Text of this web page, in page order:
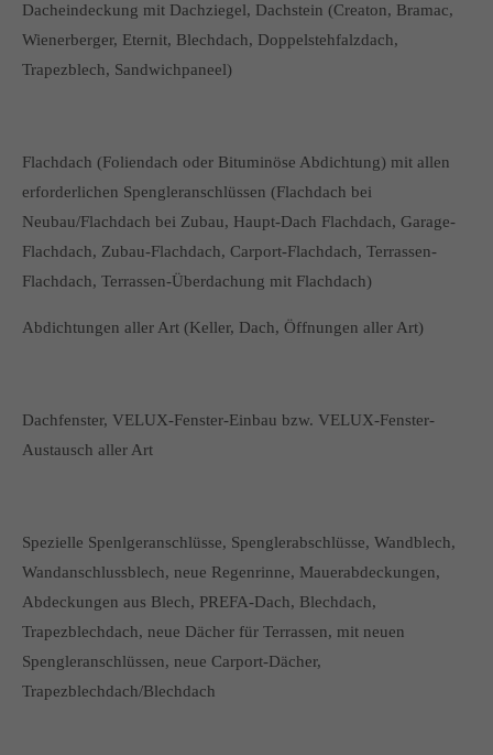
Dacheindeckung mit Dachziegel, Dachstein (Creaton, Bramac,
Wienerberger, Eternit, Blechdach, Doppelstehfalzdach,
Trapezblech, Sandwichpaneel)
Flachdach (Foliendach oder Bituminöse Abdichtung) mit allen
erforderlichen Spengleranschlüssen (Flachdach bei
Neubau/Flachdach bei Zubau, Haupt-Dach Flachdach, Garage-
Flachdach, Zubau-Flachdach, Carport-Flachdach, Terrassen-
Flachdach, Terrassen-Überdachung mit Flachdach)
Abdichtungen aller Art (Keller, Dach, Öffnungen aller Art)
Dachfenster, VELUX-Fenster-Einbau bzw. VELUX-Fenster-
Austausch aller Art
Spezielle Spenlgeranschlüsse, Spenglerabschlüsse, Wandblech,
Wandanschlussblech, neue Regenrinne, Mauerabdeckungen,
Abdeckungen aus Blech, PREFA-Dach, Blechdach,
Trapezblechdach, neue Dächer für Terrassen, mit neuen
Spengleranschlüssen, neue Carport-Dächer,
Trapezblechdach/Blechdach